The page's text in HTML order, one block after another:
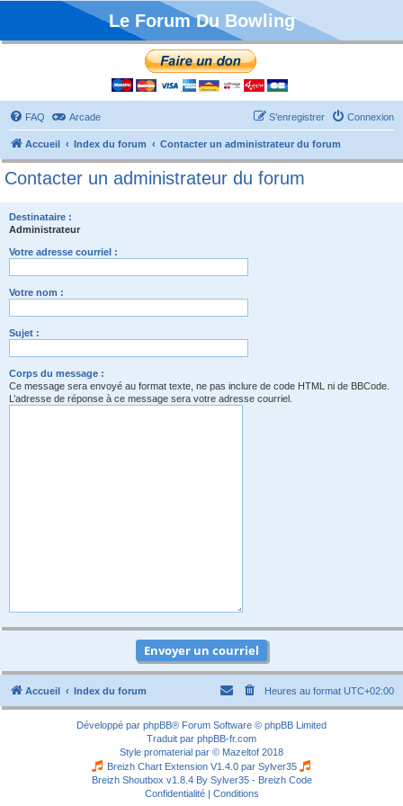
Le Forum Du Bowling
FAQ Arcade Connexion
S’enregistrer
Accueil Index du forum Contacter un administrateur du forum
Contacter un administrateur du forum
Destinataire :
Administrateur
Votre adresse courriel :
Votre nom :
Sujet :
Corps du message :
Ce message sera envoyé au format texte, ne pas inclure de code HTML ni de BBCode.
L’adresse de réponse à ce message sera votre adresse courriel.
Accueil Index du forum Heures au format UTC+02:00
Développé par phpBB® Forum Software © phpBB Limited
Traduit par phpBB-fr.com
Style promaterial par © Mazeltof 2018
Breizh Chart Extension V1.4.0 par Sylver35
Breizh Shoutbox v1.8.4 By Sylver35 - Breizh Code
Confidentialité| Conditions